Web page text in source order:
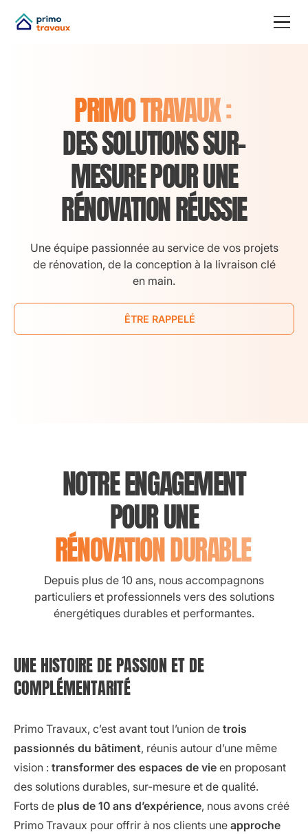
PRIMO TRAVAUX :
DES SOLUTIONS SUR-
MESURE POUR UNE
RÉNOVATION RÉUSSIE
Une équipe passionnée au service de vos projets
de rénovation, de la conception à la livraison clé
en main.
ÊTRE RAPPELÉ
NOTRE ENGAGEMENT
POUR UNE
RÉNOVATION DURABLE
Depuis plus de 10 ans, nous accompagnons
particuliers et professionnels vers des solutions
énergétiques durables et performantes.
UNE HISTOIRE DE PASSION ET DE
COMPLÉMENTARITÉ
Primo Travaux, c’est avant tout l’union de trois
passionnés du bâtiment, réunis autour d’une même
vision : transformer des espaces de vie en proposant
des solutions durables, sur-mesure et de qualité.
Forts de plus de 10 ans d’expérience, nous avons créé
Primo Travaux pour offrir à nos clients une approche